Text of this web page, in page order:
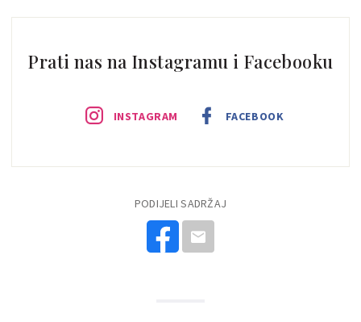
Prati nas na Instagramu i Facebooku
INSTAGRAM FACEBOOK
PODIJELI SADRŽAJ